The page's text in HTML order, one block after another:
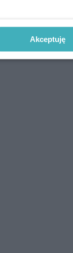
Akceptuję